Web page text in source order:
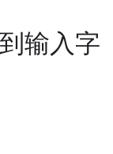
输入字